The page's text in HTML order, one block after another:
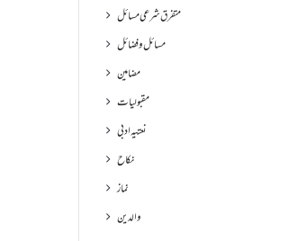
متفرق شرعی مسائل
مسائل و فضائل
مضامین
مقبولیات
نعتیہ ادبی
نکاح
نماز
والدین